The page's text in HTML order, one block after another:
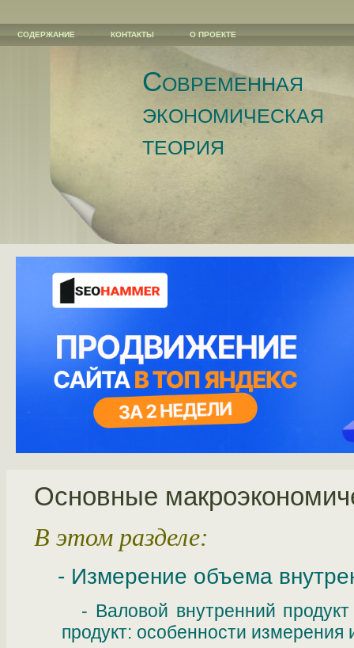
СОДЕРЖАНИЕ КОНТАКТЫ О ПРОЕКТЕ
Современная
экономическая
теория
Основные
В этом разделе:
- Измерение объема
- Валовой внутренний
продукт: особенности измерения